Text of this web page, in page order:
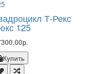
Т-Рекс
125
Купить